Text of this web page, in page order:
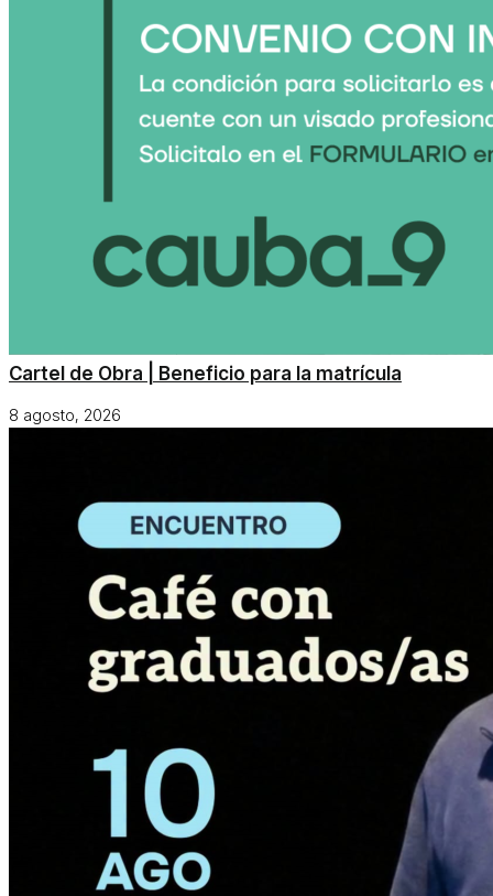
Cartel de Obra | Beneficio para la matrícula
8 agosto, 2026